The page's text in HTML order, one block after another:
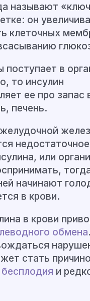
называют
он
клеточных
поступает в
то инсулин
ее про
печень.
недостаточное
или
начинают
в крови.
в крови
обмена
ться
стать
бесплодия и